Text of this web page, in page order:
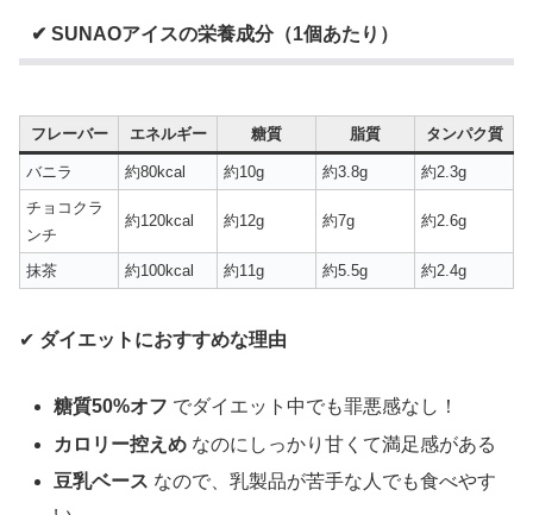
✔ SUNAOアイスの栄養成分（1個あたり）
フレーバー エネルギー 糖質 脂質 タンパク質
バニラ 約80kcal 約10g 約3.8g
約2.3g
チョコクラ
ンチ
約120kcal 約12g 約7g 約2.6g
抹茶 約100kcal 約11g 約5.5g 約2.4g
✔ ダイエットにおすすめな理由
糖質50%オフ でダイエット中でも罪悪感なし！
カロリー控えめ なのにしっかり甘くて満足感がある
豆乳ベース なので、乳製品が苦手な人でも食べやす